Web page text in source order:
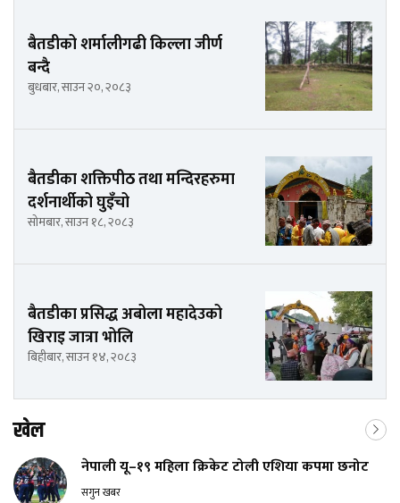
बैतडीको शर्मालीगढी किल्ला जीर्ण
बन्दै
बुधबार, साउन २०, २०८३
बैतडीका शक्तिपीठ तथा मन्दिरहरुमा
दर्शनार्थीको घुइँचो
सोमबार, साउन १८, २०८३
बैतडीका प्रसिद्ध अबोला महादेउको
खिराइ जात्रा भोलि
बिहीबार, साउन १४, २०८३
खेल
नेपाली यू–१९ महिला क्रिकेट टोली एशिया कपमा छनोट
सगुन खबर